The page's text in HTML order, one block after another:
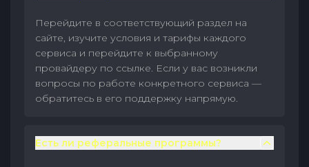
Перейдите в соответствующий раздел на
сайте, изучите условия и тарифы каждого
сервиса и перейдите к выбранному
провайдеру по ссылке. Если у вас возникли
вопросы по работе конкретного сервиса —
обратитесь в его поддержку напрямую.
Есть ли реферальные программы?